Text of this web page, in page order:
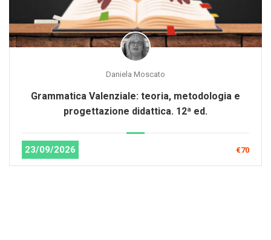
Daniela Moscato
Grammatica Valenziale: teoria, metodologia e
progettazione didattica. 12ª ed.
23/09/2026 €70